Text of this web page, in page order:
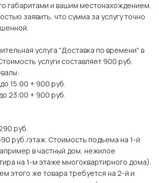
габаритами и вашим местонахождением.
заявить, что сумма за услугу точно
услуга "Доставка по времени" в
услуги составляет 900 руб.
15:00 + 900 руб.
23:00 + 900 руб.
руб.
руб./этаж. Стоимость подъема на 1-й
в частный дом, нежилое
на 1-м этаже многоквартирного дома).
этого же товара требуется на 2-й и